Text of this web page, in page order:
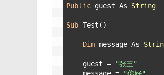
Public guest As String
Sub Test()
Dim message As
    guest =
"张三"